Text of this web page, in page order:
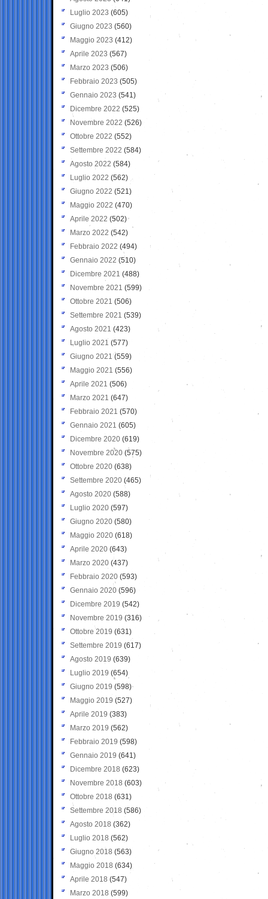
Luglio 2023 (605)
Giugno 2023 (560)
Maggio 2023 (412)
Aprile 2023 (567)
Marzo 2023 (506)
Febbraio 2023 (505)
Gennaio 2023 (541)
Dicembre 2022 (525)
Novembre 2022 (526)
Ottobre 2022 (552)
Settembre 2022 (584)
Agosto 2022 (584)
Luglio 2022 (562)
Giugno 2022 (521)
Maggio 2022 (470)
Aprile 2022 (502)
Marzo 2022 (542)
Febbraio 2022 (494)
Gennaio 2022 (510)
Dicembre 2021 (488)
Novembre 2021 (599)
Ottobre 2021 (506)
Settembre 2021 (539)
Agosto 2021 (423)
Luglio 2021 (577)
Giugno 2021(559)
Maggio 2021 (556)
Aprile 2021 (506)
Marzo 2021 (647)
Febbraio 2021 (570)
Gennaio 2021 (605)
Dicembre 2020 (619)
Novembre 2020 (575)
Ottobre 2020 (638)
Settembre 2020(465)
Agosto 2020 (588)
Luglio 2020 (597)
Giugno 2020 (580)
Maggio 2020 (618)
Aprile 2020 (643)
Marzo 2020 (437)
Febbraio 2020 (593)
Gennaio 2020 (596)
Dicembre 2019 (542)
Novembre 2019 (316)
Ottobre 2019 (631)
Settembre 2019 (617)
Agosto 2019 (639)
Luglio 2019 (654)
Giugno 2019 (598)
Maggio 2019 (527)
Aprile 2019 (383)
Marzo 2019 (562)
Febbraio 2019 (598)
Gennaio 2019 (641)
Dicembre 2018 (623)
Novembre 2018 (603)
Ottobre 2018 (631)
Settembre 2018 (586)
Agosto 2018 (362)
Luglio 2018 (562)
Giugno 2018 (563)
Maggio 2018 (634)
Aprile 2018 (547)
Marzo 2018 (599)